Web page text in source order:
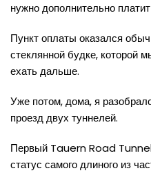
нужно дополнительно
Пункт оплаты оказался
стеклянной будке, которой
ехать дальше.
Уже потом, дома, я
проезд двух туннелей.
Первый Tauern Road
статус самого длиного из